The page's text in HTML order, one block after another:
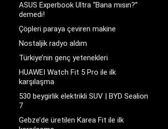
ASUS Experbook Ultra “Bana mısın?”
demedi!
Çöpleri paraya çeviren makine
Nostaljik radyo aldım
Türkiye’nin genç yetenekleri
HUAWEI Watch Fit 5 Pro ile ilk
karşılaşma
530 beygirlik elektrikli SUV | BYD Sealion
7
Gebze’de üretilen Karea Fit ile ilk